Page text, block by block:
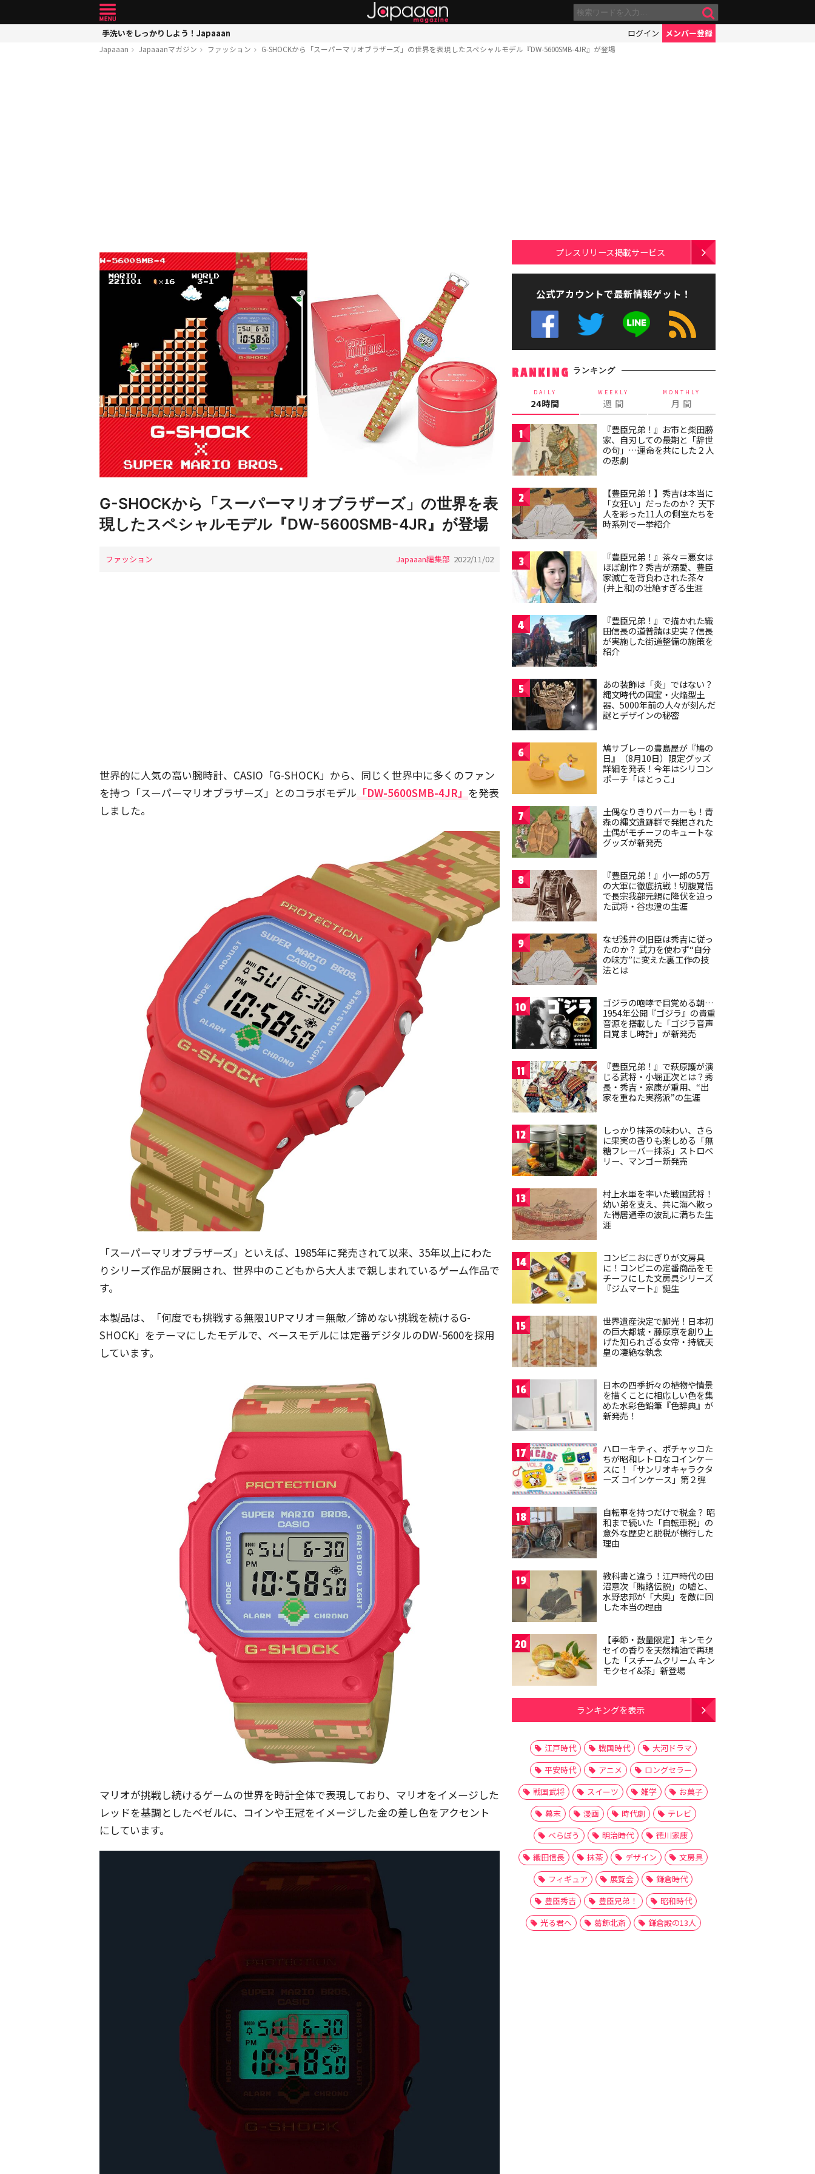
手洗いをしっかりしよう！Japaaan ログイン メンバー登録
Japaaan Japaaanマガジン ファッション G-SHOCKから「スーパーマリオブラザーズ」の世界を表現したスペシャルモデル『DW-5600SMB-4JR』が登場
G-SHOCKから「スーパーマリオブラザーズ」の世界を表
現したスペシャルモデル『DW-5600SMB-4JR』が登場
ファッション Japaaan編集部 2022/11/02
世界的に人気の高い腕時計、CASIO「G-SHOCK」から、同じく世界中に多くのファン
を持つ「スーパーマリオブラザーズ」とのコラボモデル 「DW-5600SMB-4JR」 を発表
しました。
「スーパーマリオブラザーズ」といえば、1985年に発売されて以来、35年以上にわた
りシリーズ作品が展開され、世界中のこどもから大人まで親しまれているゲーム作品で
す。
本製品は、「何度でも挑戦する無限1UPマリオ＝無敵／諦めない挑戦を続けるG-
SHOCK」をテーマにしたモデルで、ベースモデルには定番デジタルのDW-5600を採用
しています。
マリオが挑戦し続けるゲームの世界を時計全体で表現しており、マリオをイメージした
レッドを基調としたベゼルに、コインや王冠をイメージした金の差し色をアクセント
にしています。
プレスリリース掲載サービス
公式アカウントで最新情報ゲット！
RANKING ランキング
DAILY
24時間
WEEKLY
週 間
MONTHLY
月 間
1
『豊臣兄弟！』お市と柴田勝
家、自刃しての最期と「辞世
の句」…運命を共にした２人
の悲劇
2
【豊臣兄弟！】秀吉は本当に
「女狂い」だったのか？ 天下
人を彩った11人の側室たちを
時系列で一挙紹介
3
『豊臣兄弟！』茶々＝悪女は
ほぼ創作？秀吉が溺愛、豊臣
家滅亡を背負わされた茶々
(井上和)の壮絶すぎる生涯
4
『豊臣兄弟！』で描かれた織
田信長の道普請は史実？信長
が実施した街道整備の施策を
紹介
5
あの装飾は「炎」ではない？
縄文時代の国宝・火焔型土
器、5000年前の人々が刻んだ
謎とデザインの秘密
6
鳩サブレーの豊島屋が『鳩の
日』（8月10日）限定グッズ
詳細を発表！今年はシリコン
ポーチ「はとっこ」
7
土偶なりきりパーカーも！青
森の縄文遺跡群で発掘された
土偶がモチーフのキュートな
グッズが新発売
8
『豊臣兄弟！』小一郎の5万
の大軍に徹底抗戦！切腹覚悟
で長宗我部元親に降伏を迫っ
た武将・谷忠澄の生涯
9
なぜ浅井の旧臣は秀吉に従っ
たのか？ 武力を使わず“自分
の味方”に変えた裏工作の技
法とは
10
ゴジラの咆哮で目覚める朝…
1954年公開『ゴジラ』の貴重
音源を搭載した「ゴジラ音声
目覚まし時計」が新発売
11
『豊臣兄弟！』で萩原護が演
じる武将・小堀正次とは？秀
長・秀吉・家康が重用、“出
家を重ねた実務派”の生涯
12
しっかり抹茶の味わい、さら
に果実の香りも楽しめる「無
糖フレーバー抹茶」ストロベ
リー、マンゴー新発売
13
村上水軍を率いた戦国武将！
幼い弟を支え、共に海へ散っ
た得居通幸の波乱に満ちた生
涯
14
コンビニおにぎりが文房具
に！コンビニの定番商品をモ
チーフにした文房具シリーズ
『ジムマート』誕生
15
世界遺産決定で脚光！日本初
の巨大都城・藤原京を創り上
げた知られざる女帝・持統天
皇の凄絶な執念
16
日本の四季折々の植物や情景
を描くことに相応しい色を集
めた水彩色鉛筆『色辞典』が
新発売！
17
ハローキティ、ポチャッコた
ちが昭和レトロなコインケー
スに！「サンリオキャラクタ
ーズ コインケース」第２弾
18
自転車を持つだけで税金？ 昭
和まで続いた「自転車税」の
意外な歴史と脱税が横行した
理由
19
教科書と違う！江戸時代の田
沼意次「賄賂伝説」の嘘と、
水野忠邦が「大奥」を敵に回
した本当の理由
20
【季節・数量限定】キンモク
セイの香りを天然精油で再現
した「スチームクリーム キン
モクセイ&茶」新登場
ランキングを表示
江戸時代 戦国時代
大河ドラマ
平安時代
アニメ
ロングセラー
戦国武将
スイーツ 雑学
お菓子
幕末
漫画 時代劇
テレビ
べらぼう
明治時代
徳川家康
織田信長
抹茶 デザイン
文房具
フィギュア
展覧会
鎌倉時代
豊臣秀吉
豊臣兄弟！
昭和時代
光る君へ
葛飾北斎 鎌倉殿の13人